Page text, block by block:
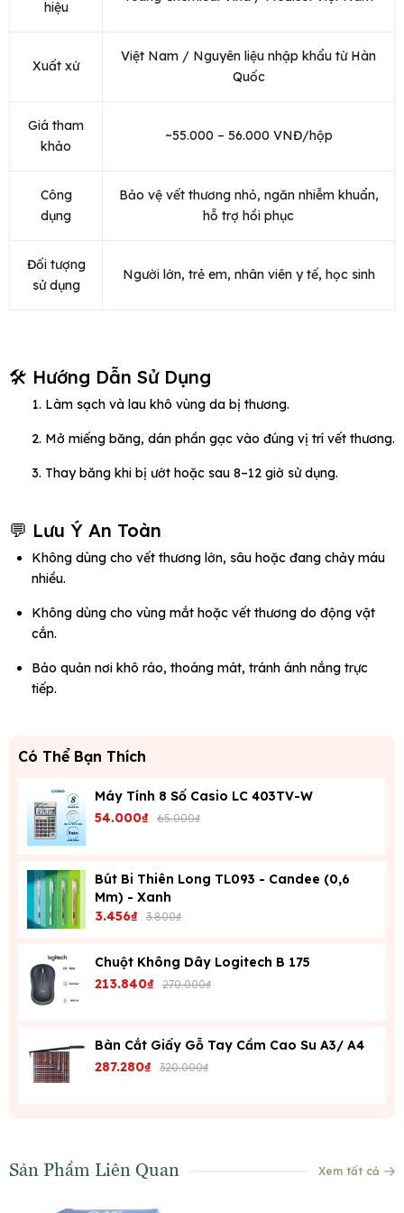
hiệu
Xuất xứ
Việt Nam / Nguyên liệu nhập khẩu từ Hàn
Quốc
Giá tham
khảo
~55.000 – 56.000 VNĐ/hộp
Công
dụng
Bảo vệ vết thương nhỏ, ngăn nhiễm khuẩn,
hỗ trợ hồi phục
Đối tượng
sử dụng
Người lớn, trẻ em, nhân viên y tế, học sinh
🛠️ Hướng Dẫn Sử Dụng
Làm sạch và lau khô vùng da bị thương.
Mở miếng băng, dán phần gạc vào đúng vị trí vết thương.
Thay băng khi bị ướt hoặc sau 8–12 giờ sử dụng.
💬 Lưu Ý An Toàn
Không dùng cho vết thương lớn, sâu hoặc đang chảy máu
nhiều.
Không dùng cho vùng mắt hoặc vết thương do động vật
cắn.
Bảo quản nơi khô ráo, thoáng mát, tránh ánh nắng trực
tiếp.
Có Thể Bạn Thích
Máy Tính 8 Số Casio LC 403TV-W
54.000₫ 65.000₫
Bút Bi Thiên Long TL093 - Candee (0,6
Mm) - Xanh
3.456₫ 3.800₫
Chuột Không Dây Logitech B 175
213.840₫ 270.000₫
Bàn Cắt Giấy Gỗ Tay Cầm Cao Su A3/ A4
287.280₫ 320.000₫
Sản Phẩm Liên Quan Xem tất cả